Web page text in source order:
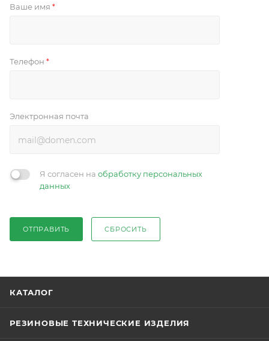
Ваше имя *
Телефон *
Электронная почта
Я согласен на обработку персональных
данных
ОТПРАВИТЬ СБРОСИТЬ
КАТАЛОГ
РЕЗИНОВЫЕ ТЕХНИЧЕСКИЕ ИЗДЕЛИЯ